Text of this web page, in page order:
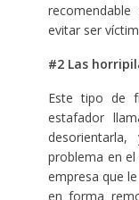
evitar ser
#2 Las
Este tipo de
estafador
problema en
empresa que
en forma